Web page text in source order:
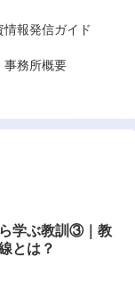
情報発信ガイド
事務所概要
学ぶ教訓③｜教
とは？